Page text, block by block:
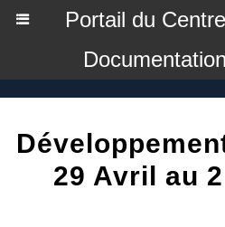
Portail du
29 Avril au